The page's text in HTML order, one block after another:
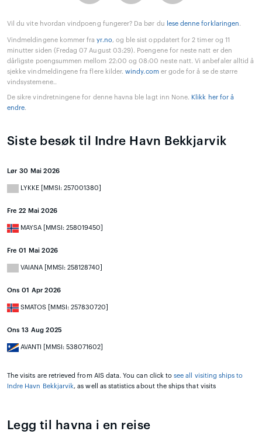
Vil du vite hvordan vindpoeng fungerer? Da bør du lese denne forklaringen.
Vindmeldingene kommer frayr.no, og ble sist oppdatert for 2 timer og 11
minutter siden (Fredag 07 August 03:29). Poengene for neste natt er den
dårligste poengsummen mellom 22:00 og 08:00 neste natt. Vi anbefaler alltid å
sjekke vindmeldingene fra flere kilder.windy.comer gode for å se de større
vindsystemene..
De sikre vindretningene for denne havna ble lagt inn None. Klikk her for å
endre.
Siste besøk til Indre Havn Bekkjarvik
Lør 30 Mai 2026
LYKKE [MMSI: 257001380]
Fre 22 Mai 2026
MAYSA [MMSI: 258019450]
Fre 01 Mai 2026
VAIANA [MMSI: 258128740]
Ons 01 Apr 2026
SMATOS [MMSI: 257830720]
Ons 13 Aug 2025
AVANTI [MMSI: 538071602]
The visits are retrieved from AIS data. You can click tosee all visiting ships to
Indre Havn Bekkjarvik, as well as statistics about the ships that visits
Legg til havna i en reise